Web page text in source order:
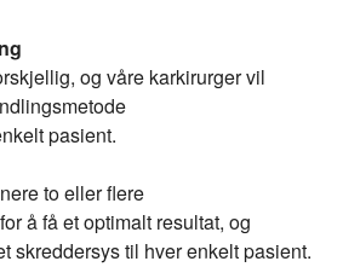
og våre karkirurger vil
pasient.
to eller flere
å få et optimalt resultat, og
skreddersys til hver enkelt pasient.